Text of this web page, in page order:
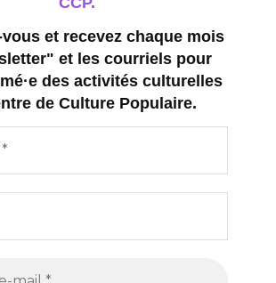
et recevez chaque mois
et les courriels pour
des activités culturelles
de Culture Populaire.